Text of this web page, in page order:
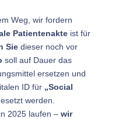
Weg, wir fordern
Patientenakteist für
Siedieser noch vor
soll auf Dauer das
ersetzen und
ID für „Social
werden.
2025 laufen – wir